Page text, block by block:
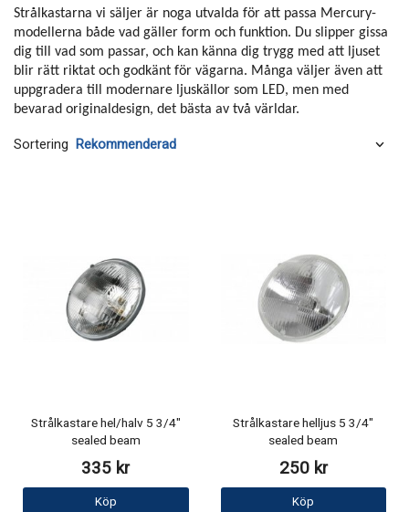
Strålkastarna vi säljer är noga utvalda för att passa Mercury-
modellerna både vad gäller form och funktion. Du slipper gissa
dig till vad som passar, och kan känna dig trygg med att ljuset
blir rätt riktat och godkänt för vägarna. Många väljer även att
uppgradera till modernare ljuskällor som LED, men med
bevarad originaldesign, det bästa av två världar.
Sortering
Strålkastare hel/halv 5 3/4"
sealed beam
335 kr
Köp
Strålkastare helljus 5 3/4"
sealed beam
250 kr
Köp